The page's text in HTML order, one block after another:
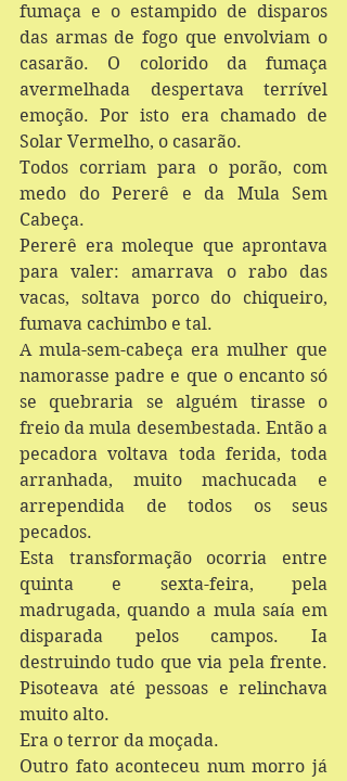
fumaça e o estampido de disparos
das armas de fogo que envolviam o
casarão. O colorido da fumaça
avermelhada despertava terrível
emoção. Por isto era chamado de
Solar Vermelho, o casarão.
Todos corriam para o porão, com
medo do Pererê e da Mula Sem
Cabeça.
Pererê era moleque que aprontava
para valer: amarrava o rabo das
vacas, soltava porco do chiqueiro,
fumava cachimbo e tal.
A mula-sem-cabeça era mulher que
namorasse padre e que o encanto só
se quebraria se alguém tirasse o
freio da mula desembestada. Então a
pecadora voltava toda ferida, toda
arranhada, muito machucada e
arrependida de todos os seus
pecados.
Esta transformação ocorria entre
quinta e sexta-feira, pela
madrugada, quando a mula saía em
disparada pelos campos. Ia
destruindo tudo que via pela frente.
Pisoteava até pessoas e relinchava
muito alto.
Era o terror da moçada.
Outro fato aconteceu num morro já